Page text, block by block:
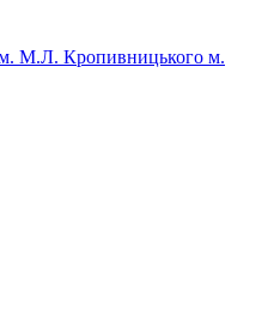
ім. М.Л. Кропивницького м.